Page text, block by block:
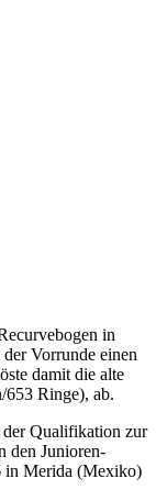
in
Vorrunde einen
damit die alte
Ringe), ab.
Qualifikation zur
den Junioren-
in Merida (Mexiko)